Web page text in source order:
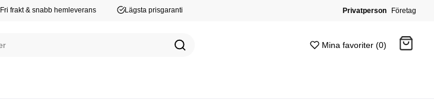
Fri frakt & snabb hemleverans Lägsta prisgaranti Privatperson Företag
Mina favoriter (0)